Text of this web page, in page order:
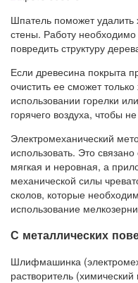
Шпатель поможет удалить
стены. Работу
повредить структуру
Если древесина покрыта
очистить ее сможет
использовании горелки
горячего воздуха, чтобы
Электромеханический
использовать. Это
мягкая и неровная, а
механической силы
сколов, которые
использование
С металлических
Шлифмашинка
растворитель